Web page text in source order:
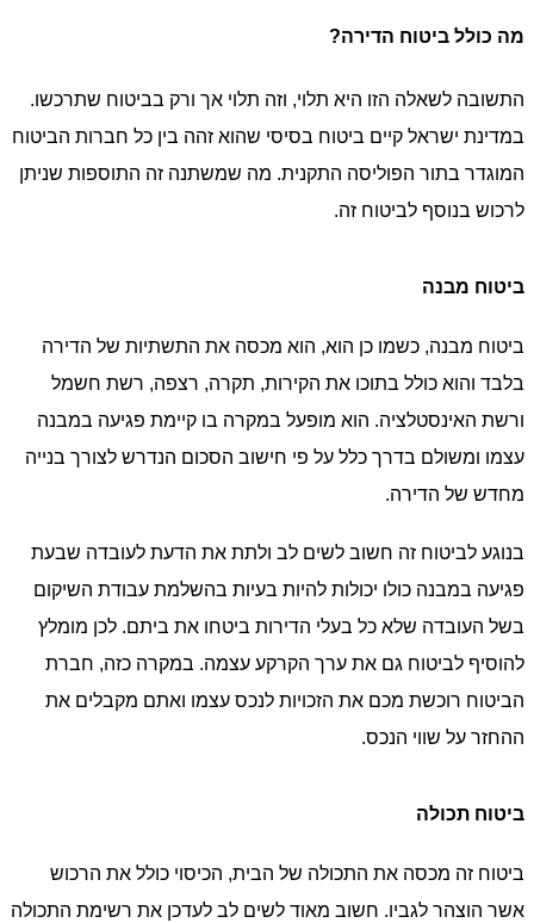
מה כולל ביטוח הדירה?
התשובה לשאלה הזו היא תלוי, וזה תלוי אך ורק בביטוח שתרכשו.
במדינת ישראל קיים ביטוח בסיסי שהוא זהה בין כל חברות הביטוח
המוגדר בתור הפוליסה התקנית. מה שמשתנה זה התוספות שניתן
לרכוש בנוסף לביטוח זה.
ביטוח מבנה
ביטוח מבנה, כשמו כן הוא, הוא מכסה את התשתיות של הדירה
בלבד והוא כולל בתוכו את הקירות, תקרה, רצפה, רשת חשמל
ורשת האינסטלציה. הוא מופעל במקרה בו קיימת פגיעה במבנה
עצמו ומשולם בדרך כלל על פי חישוב הסכום הנדרש לצורך בנייה
מחדש של הדירה.
בנוגע לביטוח זה חשוב לשים לב ולתת את הדעת לעובדה שבעת
פגיעה במבנה כולו יכולות להיות בעיות בהשלמת עבודת השיקום
בשל העובדה שלא כל בעלי הדירות ביטחו את ביתם. לכן מומלץ
להוסיף לביטוח גם את ערך הקרקע עצמה. במקרה כזה, חברת
הביטוח רוכשת מכם את הזכויות לנכס עצמו ואתם מקבלים את
ההחזר על שווי הנכס.
ביטוח תכולה
ביטוח זה מכסה את התכולה של הבית, הכיסוי כולל את הרכוש
אשר הוצהר לגביו. חשוב מאוד לשים לב לעדכן את רשימת התכולה